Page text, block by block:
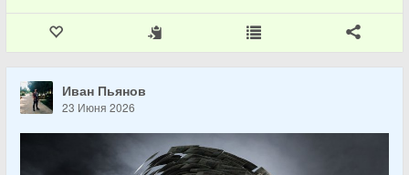
Иван Пьянов
23 Июня 2026